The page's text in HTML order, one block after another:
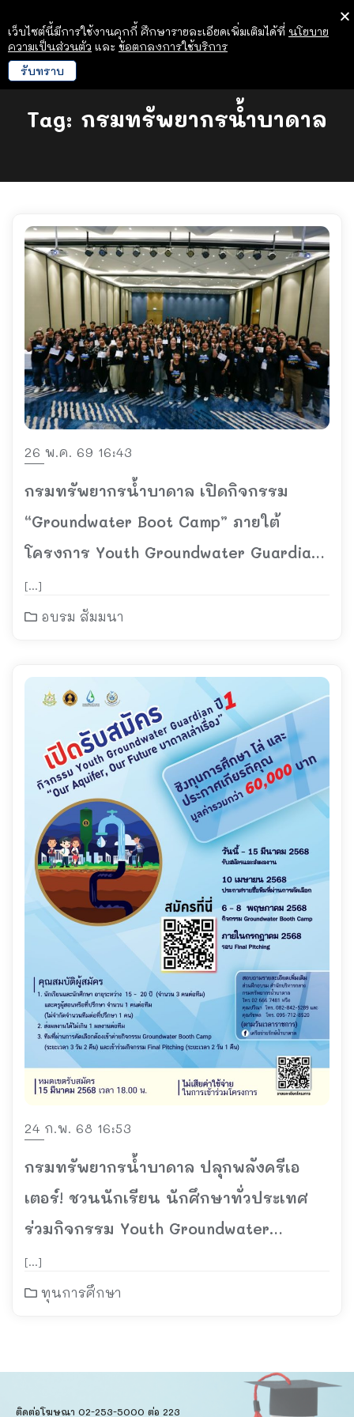
Tag: กรมทรัพยากรน้ำบาดาล
26 พ.ค. 69 16:43
กรมทรัพยากรน้ำบาดาล เปิดกิจกรรม
“Groundwater Boot Camp” ภายใต้
โครงการ Youth Groundwater Guardian
ปีที่ 2 ปั้นเยาวชนสู่การเป็น Content
Creator ด้านน้ำบาดาลรุ่นใหม่
[…]
อบรม สัมมนา
24 ก.พ. 68 16:53
กรมทรัพยากรน้ำบาดาล ปลุกพลังครีเอ
เตอร์! ชวนนักเรียน นักศึกษาทั่วประเทศ
ร่วมกิจกรรม Youth Groundwater
Guardian ปีที่ 1 ชิงทุนการศึกษารวมกว่า
60,000 บาท
[…]
ทุนการศึกษา
ติดต่อโฆษณา 02-253-5000​ ต่อ 223
เว็บไซต์นี้มีการใช้งานคุกกี้ ศึกษารายละเอียดเพิ่มเติมได้ที่ นโยบาย
ความเป็นส่วนตัว และ ข้อตกลงการใช้บริการ
รับทราบ